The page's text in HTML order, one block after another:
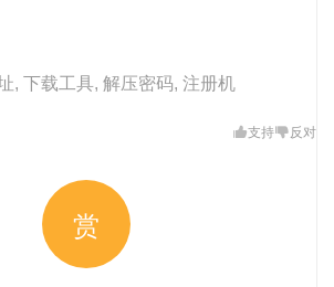
,下载工具,解压密码,注册机
支持 反对
赏